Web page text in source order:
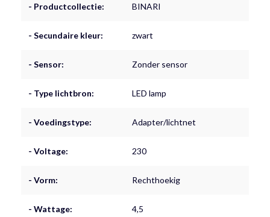
- Productcollectie: BINARI
- Secundaire kleur: zwart
- Sensor: Zonder sensor
- Type lichtbron: LED lamp
- Voedingstype: Adapter/lichtnet
- Voltage: 230
- Vorm: Rechthoekig
- Wattage: 4,5